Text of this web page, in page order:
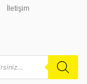
İletişim